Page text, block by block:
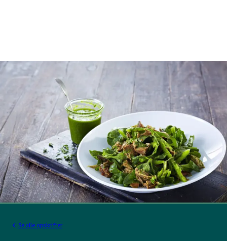
Se alle opskrifter